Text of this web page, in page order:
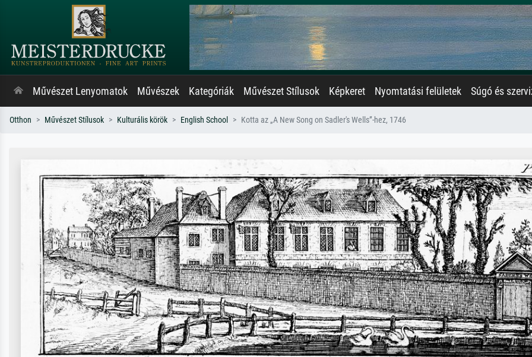
Művészet Lenyomatok Művészek Kategóriák Művészet Stílusok Képkeret Nyomtatási felületek Súgó és
Otthon Művészet Stílusok Kulturális körök English School Kotta az „A New Song on Sadler's Wells”-hez, 1746